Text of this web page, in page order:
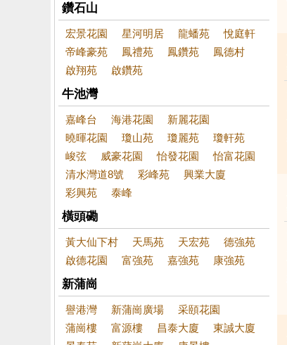
鑽石山
宏景花園 星河明居 龍蟠苑
悅庭軒
帝峰豪苑
鳳禮苑 鳳鑽苑
鳳德村
啟翔苑
啟鑽苑
牛池灣
嘉峰台 海港花園
新麗花園
曉暉花園
瓊山苑 瓊麗苑
瓊軒苑
峻弦
威豪花園 怡發花園
怡富花園
清水灣道8號
彩峰苑
興業大廈
彩興苑
泰峰
橫頭磡
黃大仙下村 天馬苑 天宏苑
德強苑
啟德花園
富強苑 嘉強苑 康強苑
新蒲崗
譽港灣 新蒲崗廣場
采頤花園
蒲崗樓
富源樓 昌泰大廈
東誠大廈